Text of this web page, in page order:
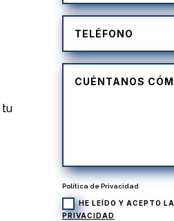
tu
Política de Privacidad
HE LEÍDO Y ACEPTO LA
PRIVACIDAD